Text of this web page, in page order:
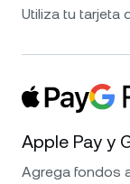
Utiliza tu tarjeta
Apple Pay y
Agrega fondos